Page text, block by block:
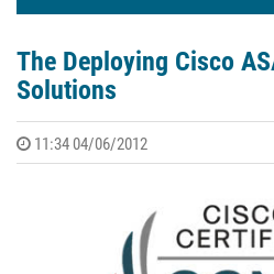
The Deploying Cisco
Solutions
11:34 04/06/2012